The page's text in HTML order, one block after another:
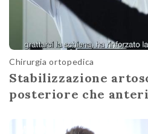
Chirurgia ortopedica
Stabilizzazione
posteriore che